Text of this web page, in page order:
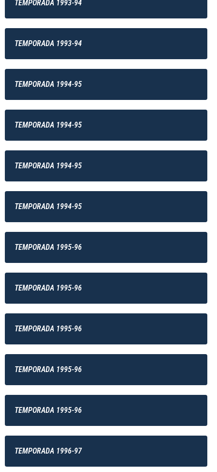
TEMPORADA 1993-94
TEMPORADA 1993-94
TEMPORADA 1994-95
TEMPORADA 1994-95
TEMPORADA 1994-95
TEMPORADA 1994-95
TEMPORADA 1995-96
TEMPORADA 1995-96
TEMPORADA 1995-96
TEMPORADA 1995-96
TEMPORADA 1995-96
TEMPORADA 1996-97